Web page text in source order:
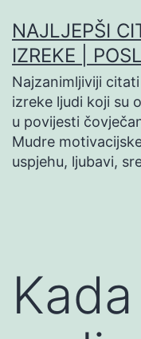
na
sadržaj
NAJLJEPŠI
IZREKE |
Najzanimljiviji
izreke ljudi koji su
u povijesti
Mudre
uspjehu, ljubavi,